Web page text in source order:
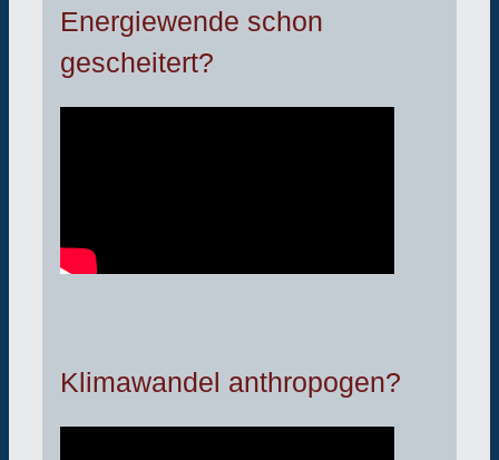
Energiewende schon
gescheitert?
Klimawandel anthropogen?